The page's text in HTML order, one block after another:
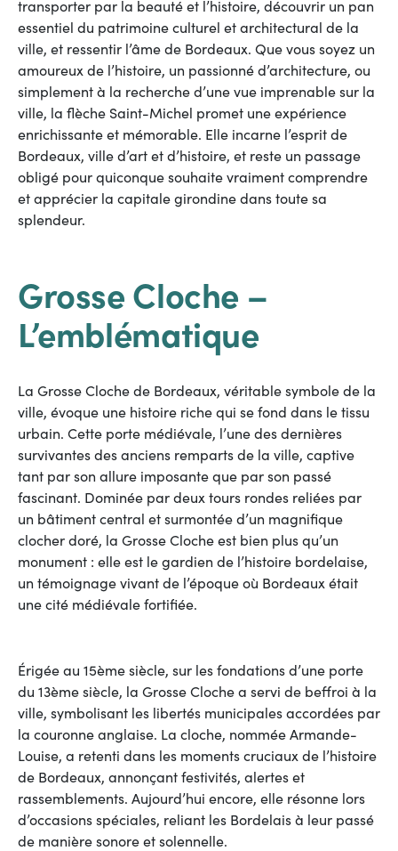
transporter par la beauté et l’histoire, découvrir un pan
essentiel du patrimoine culturel et architectural de la
ville, et ressentir l’âme de Bordeaux. Que vous soyez un
amoureux de l’histoire, un passionné d’architecture, ou
simplement à la recherche d’une vue imprenable sur la
ville, la flèche Saint-Michel promet une expérience
enrichissante et mémorable. Elle incarne l’esprit de
Bordeaux, ville d’art et d’histoire, et reste un passage
obligé pour quiconque souhaite vraiment comprendre
et apprécier la capitale girondine dans toute sa
splendeur.
Grosse Cloche –
L’emblématique
La Grosse Cloche de Bordeaux, véritable symbole de la
ville, évoque une histoire riche qui se fond dans le tissu
urbain. Cette porte médiévale, l’une des dernières
survivantes des anciens remparts de la ville, captive
tant par son allure imposante que par son passé
fascinant. Dominée par deux tours rondes reliées par
un bâtiment central et surmontée d’un magnifique
clocher doré, la Grosse Cloche est bien plus qu’un
monument : elle est le gardien de l’histoire bordelaise,
un témoignage vivant de l’époque où Bordeaux était
une cité médiévale fortifiée.
Érigée au 15ème siècle, sur les fondations d’une porte
du 13ème siècle, la Grosse Cloche a servi de beffroi à la
ville, symbolisant les libertés municipales accordées par
la couronne anglaise. La cloche, nommée Armande-
Louise, a retenti dans les moments cruciaux de l’histoire
de Bordeaux, annonçant festivités, alertes et
rassemblements. Aujourd’hui encore, elle résonne lors
d’occasions spéciales, reliant les Bordelais à leur passé
de manière sonore et solennelle.